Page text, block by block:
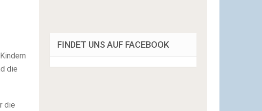
die
die
FINDET UNS AUF FACEBOOK